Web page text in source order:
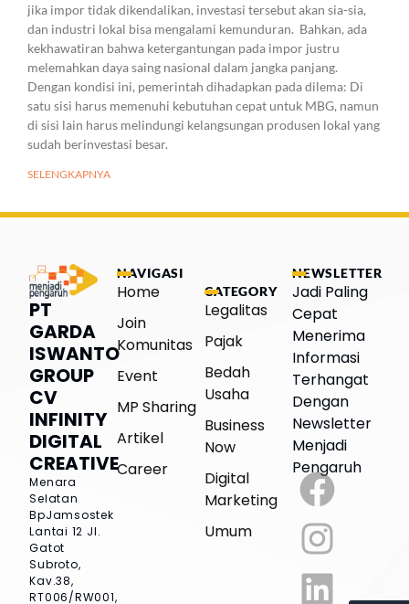
jika impor tidak dikendalikan, investasi tersebut akan sia-sia,
dan industri lokal bisa mengalami kemunduran. Bahkan, ada
kekhawatiran bahwa ketergantungan pada impor justru
melemahkan daya saing nasional dalam jangka panjang.
Dengan kondisi ini, pemerintah dihadapkan pada dilema: Di
satu sisi harus memenuhi kebutuhan cepat untuk MBG, namun
di sisi lain harus melindungi kelangsungan produsen lokal yang
sudah berinvestasi besar.
SELENGKAPNYA
PT
GARDA
ISWANTO
GROUP
CV
INFINITY
DIGITAL
CREATIVE
Menara
Selatan
BpJamsostek
Lantai 12 Jl.
Gatot
Subroto,
Kav.38,
RT006/RW001,
NAVIGASI
Home
Join
Komunitas
Event
MP Sharing
Artikel
Career
CATEGORY
Legalitas
Pajak
Bedah
Usaha
Business
Now
Digital
Marketing
Umum
NEWSLETTER
Jadi Paling
Cepat
Menerima
Informasi
Terhangat
Dengan
Newsletter
Menjadi
Pengaruh